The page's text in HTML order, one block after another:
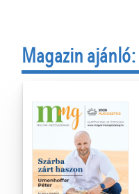
Magazin ajánló: